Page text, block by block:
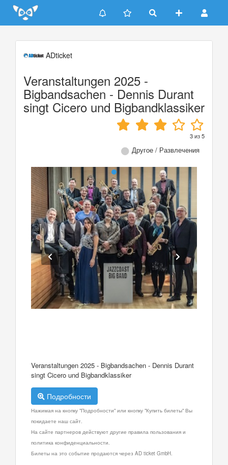
Update cookies preferences
ADticket
Veranstaltungen 2025 -
Bigbandsachen - Dennis Durant
singt Cicero und Bigbandklassiker
3из5
Другое / Развлечения
Veranstaltungen 2025 - Bigbandsachen - Dennis Durant
singt Cicero und Bigbandklassiker
Подробности
Нажимая на кнопку "Подробности" или кнопку "Купить билеты" Вы
покидаете наш сайт.
На сайте партнеров действуют другие правила пользования и
политика конфиденциальности.
Билеты на это событие продаются через AD ticket GmbH.